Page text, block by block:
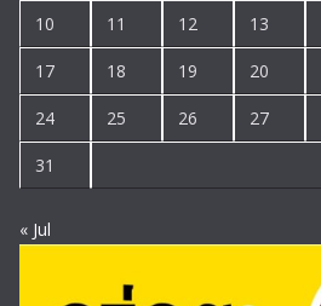
10 11 12 13
17 18 19 20
24 25 26 27
31
« Jul